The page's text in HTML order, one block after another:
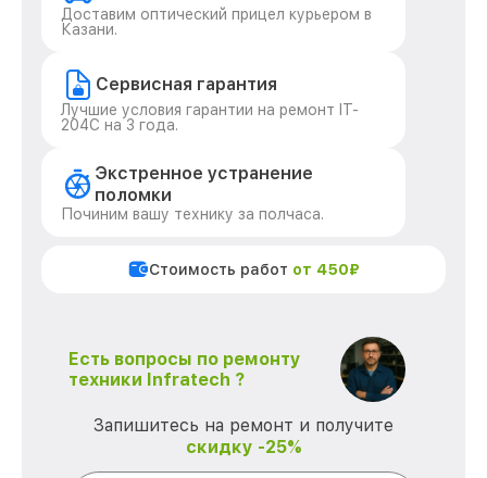
Доставим оптический прицел курьером в
Казани.
Сервисная гарантия
Лучшие условия гарантии на ремонт IT-
204C на 3 года.
Экстренное устранение
поломки
Починим вашу технику за полчаса.
Стоимость работ от 450₽
Есть вопросы по ремонту
техники Infratech ?
Запишитесь на ремонт и получите
скидку -25%